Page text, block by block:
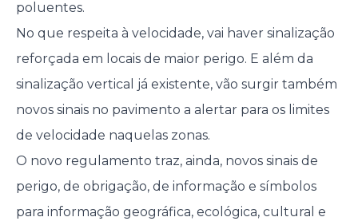
poluentes.
No que respeita à velocidade, vai haver sinalização
reforçada em locais de maior perigo. E além da
sinalização vertical já existente, vão surgir também
novos sinais no pavimento a alertar para os limites
de velocidade naquelas zonas.
O novo regulamento traz, ainda, novos sinais de
perigo, de obrigação, de informação e símbolos
para informação geográfica, ecológica, cultural e